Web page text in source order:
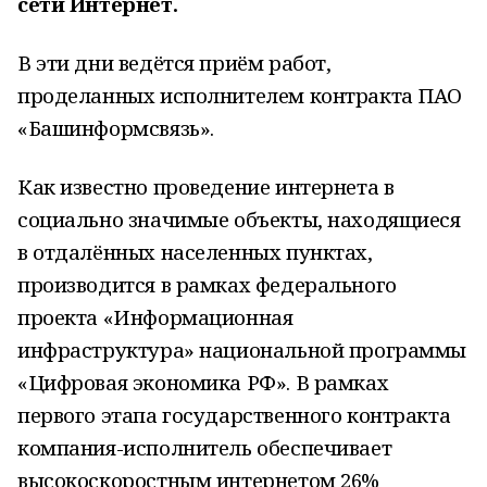
В эти дни ведётся приём работ,
проделанных исполнителем контракта ПАО
«Башинформсвязь».
Как известно проведение интернета в
социально значимые объекты, находящиеся
в отдалённых населенных пунктах,
производится в рамках федерального
проекта «Информационная
инфраструктура» национальной программы
«Цифровая экономика РФ». В рамках
первого этапа государственного контракта
компания-исполнитель обеспечивает
высокоскоростным интернетом 26%